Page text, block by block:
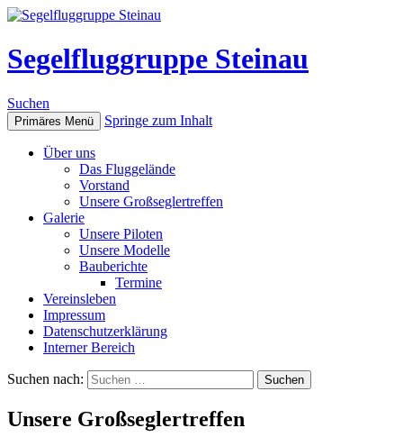
Segelfluggruppe Steinau
Suchen
Primäres Menü Springe zum Inhalt
Über uns
Das Fluggelände
Vorstand
Unsere Großseglertreffen
Galerie
Unsere Piloten
Unsere Modelle
Bauberichte
Termine
Vereinsleben
Impressum
Datenschutzerklärung
Interner Bereich
Suchen nach:
Unsere Großseglertreffen